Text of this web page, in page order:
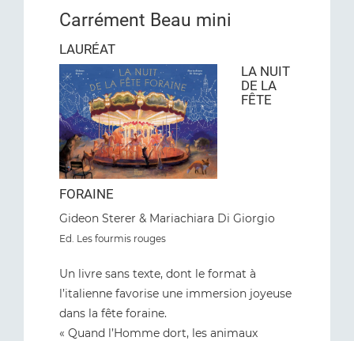
Carrément Beau mini
LAURÉAT
LA NUIT
DE LA
FÊTE
FORAINE
Gideon Sterer & Mariachiara Di Giorgio
Ed. Les fourmis rouges
Un livre sans texte, dont le format à
l’italienne favorise une immersion joyeuse
dans la fête foraine.
« Quand l’Homme dort, les animaux